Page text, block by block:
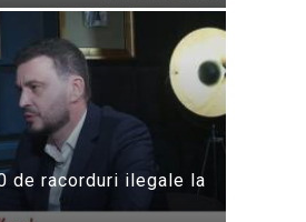
de racorduri ilegale la